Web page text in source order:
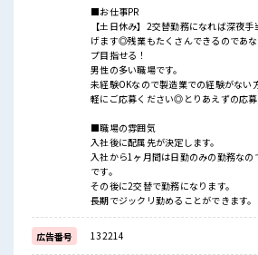
■お仕事PR
【土日休み】2交替勤務になれば深夜
げます◎残業もたくさんできるのであ
プ目指せる！
男性の多い職場です。
未経験OKなので製造業での経験がない
軽にご応募ください◎とりあえずの応募
■職場の雰囲気
入社後に配属先が決定します。
入社から1ヶ月間は日勤のみの勤務な
です。
その後に2交替で勤務になります。
長期でジックリ勤めることができます。
広告番号 132214